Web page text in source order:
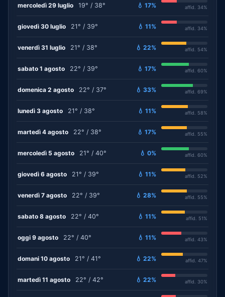
mercoledì 29 luglio 19° / 38° 💧 17% affid. 34%
giovedì 30 luglio 21° / 39° 💧 11% affid. 34%
venerdì 31 luglio 21° / 38° 💧 22% affid. 54%
sabato 1 agosto 22° / 39° 💧 17% affid. 60%
domenica 2 agosto 22° / 37° 💧 33% affid. 69%
lunedì 3 agosto 21° / 38° 💧 11% affid. 58%
martedì 4 agosto 22° / 38° 💧 17% affid. 55%
mercoledì 5 agosto 21° / 40° 💧 0% affid. 60%
giovedì 6 agosto 21° / 39° 💧 11% affid. 52%
venerdì 7 agosto 22° / 39° 💧 28% affid. 55%
sabato 8 agosto 22° / 40° 💧 11% affid. 51%
oggi 9 agosto 22° / 40° 💧 11% affid. 43%
domani 10 agosto 21° / 41° 💧 22% affid. 47%
martedì 11 agosto 22° / 42° 💧 22% affid. 30%